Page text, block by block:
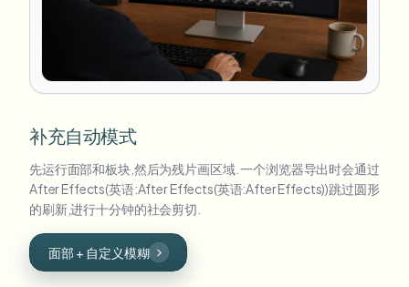
补充自动模式
先运行面部和板块,然后为残片画区域. 一个浏览器导出时会通过
After Effects(英语:After Effects(英语:After Effects))跳过圆形
的刷新,进行十分钟的社会剪切.
面部 + 自定义模糊